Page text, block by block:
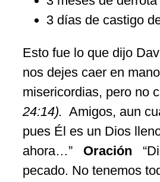
3 días de castigo
Esto fue lo que dijo
nos dejes caer en
misericordias, pero no
24:14). Amigos, aun
pues Él es un Dios
ahora…” Oración
pecado. No tenemos